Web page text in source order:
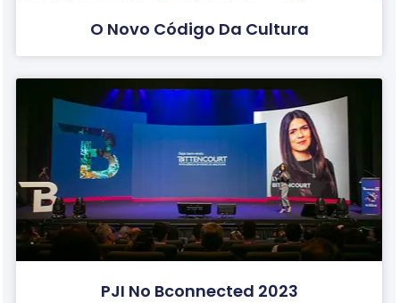
O Novo Código Da Cultura
PJI No Bconnected 2023